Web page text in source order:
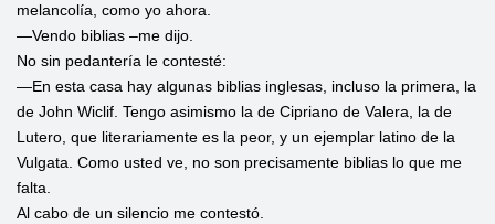
melancolía, como yo ahora.
—Vendo biblias –me dijo.
No sin pedantería le contesté:
—En esta casa hay algunas biblias inglesas, incluso la primera, la
de John Wiclif. Tengo asimismo la de Cipriano de Valera, la de
Lutero, que literariamente es la peor, y un ejemplar latino de la
Vulgata. Como usted ve, no son precisamente biblias lo que me
falta.
Al cabo de un silencio me contestó.